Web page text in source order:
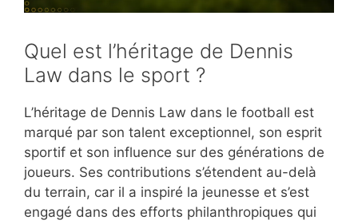
Quel est l’héritage de Dennis
Law dans le sport ?
L’héritage de Dennis Law dans le football est
marqué par son talent exceptionnel, son esprit
sportif et son influence sur des générations de
joueurs. Ses contributions s’étendent au-delà
du terrain, car il a inspiré la jeunesse et s’est
engagé dans des efforts philanthropiques qui